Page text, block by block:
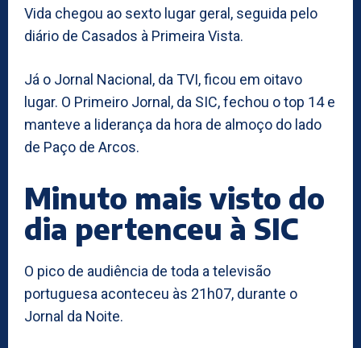
Vida chegou ao sexto lugar geral, seguida pelo
diário de Casados à Primeira Vista.
Já o Jornal Nacional, da TVI, ficou em oitavo
lugar. O Primeiro Jornal, da SIC, fechou o top 14 e
manteve a liderança da hora de almoço do lado
de Paço de Arcos.
Minuto mais visto do
dia pertenceu à SIC
O pico de audiência de toda a televisão
portuguesa aconteceu às 21h07, durante o
Jornal da Noite.